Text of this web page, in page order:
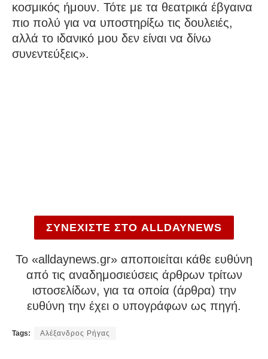
κοσμικός ήμουν. Τότε με τα θεατρικά έβγαινα
πιο πολύ για να υποστηρίξω τις δουλειές,
αλλά το ιδανικό μου δεν είναι να δίνω
συνεντεύξεις».
ΣΥΝΕΧΙΣΤΕ ΣΤΟ ALLDAYNEWS
To «alldaynews.gr» αποποιείται κάθε ευθύνη
από τις αναδημοσιεύσεις άρθρων τρίτων
ιστοσελίδων, για τα οποία (άρθρα) την
ευθύνη την έχει ο υπογράφων ως πηγή.
Tags: Αλέξανδρος Ρήγας